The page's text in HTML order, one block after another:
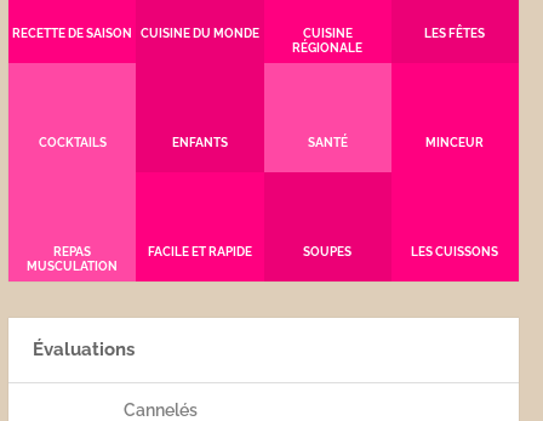
RECETTE DE SAISON CUISINE DU MONDE
CUISINE
RÉGIONALE
LES FÊTES
COCKTAILS ENFANTS SANTÉ MINCEUR
REPAS
MUSCULATION
FACILE ET RAPIDE SOUPES LES CUISSONS
Évaluations
Cannelés